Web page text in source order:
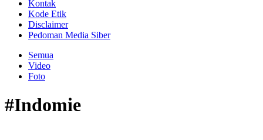
Kontak
Kode Etik
Disclaimer
Pedoman Media Siber
Semua
Video
Foto
#Indomie